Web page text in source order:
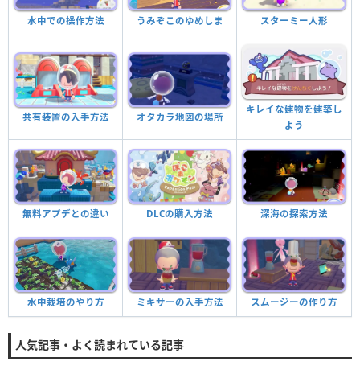
水中での操作方法 うみぞこのゆめしま スターミー人形
共有装置の入手方法 オタカラ地図の場所
キレイな建物を建築し
よう
無料アプデとの違い DLCの購入方法 深海の探索方法
水中栽培のやり方 ミキサーの入手方法 スムージーの作り方
人気記事・よく読まれている記事